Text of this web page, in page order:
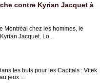
contre Kyrian Jacquet à
Montréal chez les hommes, le
Jacquet. Lo...
les buts pour les Capitals : Vitek
jeux ...